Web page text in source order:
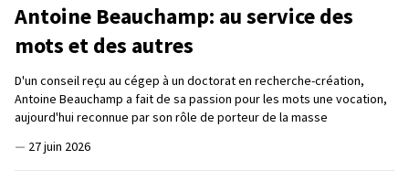
Antoine Beauchamp: au service des
mots et des autres
D'un conseil reçu au cégep à un doctorat en recherche-création,
Antoine Beauchamp a fait de sa passion pour les mots une vocation,
aujourd'hui reconnue par son rôle de porteur de la masse
— 27 juin 2026